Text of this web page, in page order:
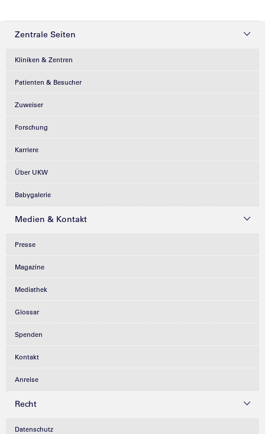
Zentrale Seiten
Kliniken & Zentren
Patienten & Besucher
Zuweiser
Forschung
Karriere
Über UKW
Babygalerie
Medien & Kontakt
Presse
Magazine
Mediathek
Glossar
Spenden
Kontakt
Anreise
Recht
Datenschutz